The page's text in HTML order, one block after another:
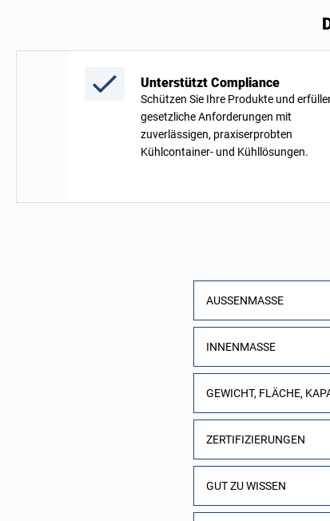
Unterstützt Compliance
Schützen Sie Ihre Produkte und
gesetzliche Anforderungen mit
zuverlässigen, praxiserprobten
Kühlcontainer- und Kühllösungen.
AUSSENMASSE
INNENMASSE
GEWICHT, FLÄCHE,
ZERTIFIZIERUNGEN
GUT ZU WISSEN